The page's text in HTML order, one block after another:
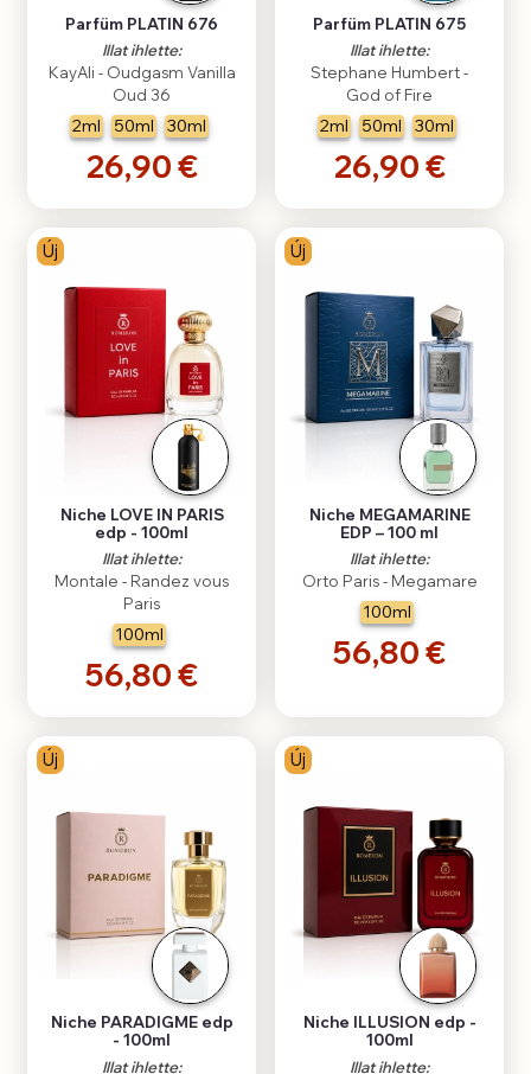
Parfüm PLATIN 676
Illat ihlette:
KayAli - Oudgasm Vanilla
Oud 36
2ml 50ml 30ml
26,90 €
Parfüm PLATIN 675
Illat ihlette:
Stephane Humbert -
God of Fire
2ml 50ml 30ml
26,90 €
Új
Niche LOVE IN PARIS
edp - 100ml
Illat ihlette:
Montale - Randez vous
Paris
100ml
56,80 €
Új
Niche MEGAMARINE
EDP – 100 ml
Illat ihlette:
Orto Paris - Megamare
100ml
56,80 €
Új
Niche PARADIGME edp
- 100ml
Illat ihlette:
Új
Niche ILLUSION edp -
100ml
Illat ihlette: